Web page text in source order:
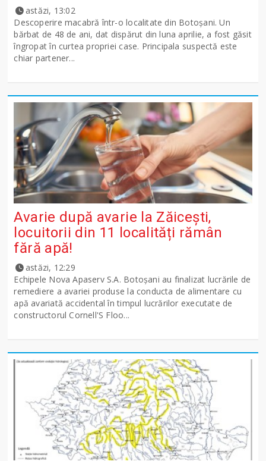
astăzi, 13:02
Descoperire macabră într-o localitate din Botoșani. Un
bărbat de 48 de ani, dat dispărut din luna aprilie, a fost găsit
îngropat în curtea propriei case. Principala suspectă este
chiar partener...
Avarie după avarie la Zăicești,
locuitorii din 11 localități rămân
fără apă!
astăzi, 12:29
Echipele Nova Apaserv S.A. Botoșani au finalizat lucrările de
remediere a avariei produse la conducta de alimentare cu
apă avariată accidental în timpul lucrărilor executate de
constructorul Cornell'S Floo...